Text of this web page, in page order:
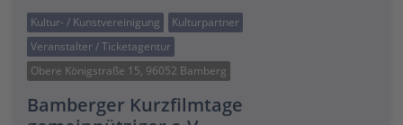
Kultur- / Kunstvereinigung
Kulturpartner
Veranstalter / Ticketagentur
Obere Königstraße 15, 96052 Bamberg
Bamberger Kurzfilmtage